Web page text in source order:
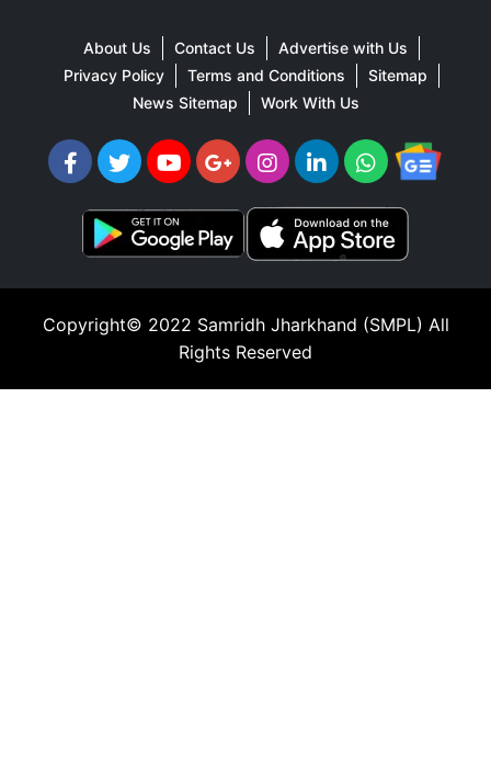
About Us Contact Us
Advertise with Us
Privacy Policy
Terms and Conditions
Sitemap
News Sitemap
Work With Us
Copyright© 2022 Samridh Jharkhand (SMPL) All
Rights Reserved